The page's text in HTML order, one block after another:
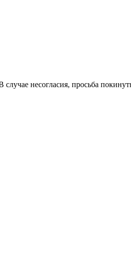
несогласия, просьба